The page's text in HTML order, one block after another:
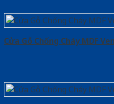
Cửa Gỗ Chống Cháy MDF